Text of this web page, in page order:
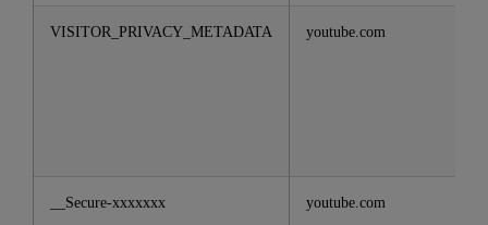
VISITOR_PRIVACY_METADATA youtube.com
__Secure-xxxxxxx youtube.com